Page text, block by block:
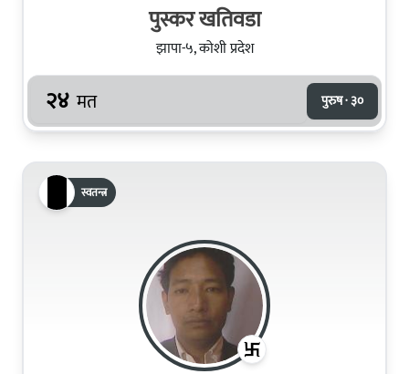
पुस्कर खतिवडा
झापा-५, कोशी प्रदेश
२४ मत पुरुष · ३०
स्वतन्त्र